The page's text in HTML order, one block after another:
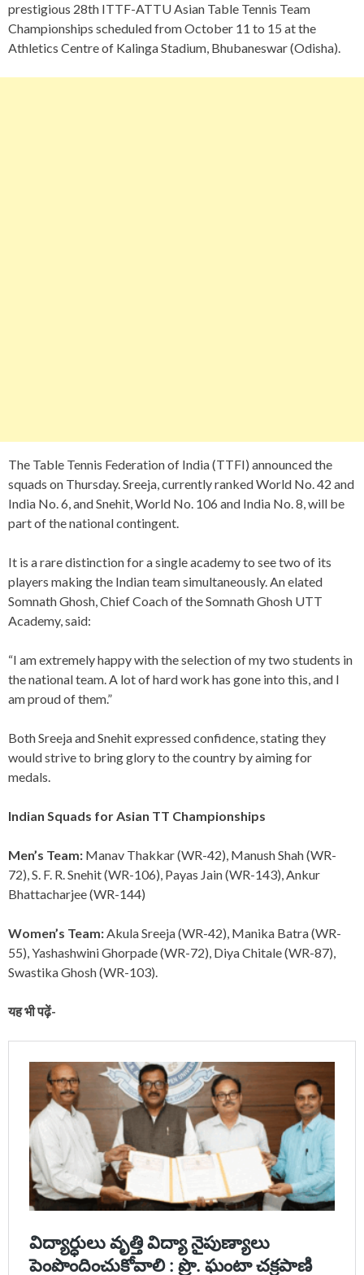
prestigious 28th ITTF-ATTU Asian Table Tennis Team
Championships scheduled from October 11 to 15 at the
Athletics Centre of Kalinga Stadium, Bhubaneswar (Odisha).
The Table Tennis Federation of India (TTFI) announced the
squads on Thursday. Sreeja, currently ranked World No. 42 and
India No. 6, and Snehit, World No. 106 and India No. 8, will be
part of the national contingent.
It is a rare distinction for a single academy to see two of its
players making the Indian team simultaneously. An elated
Somnath Ghosh, Chief Coach of the Somnath Ghosh UTT
Academy, said:
“I am extremely happy with the selection of my two students in
the national team. A lot of hard work has gone into this, and I
am proud of them.”
Both Sreeja and Snehit expressed confidence, stating they
would strive to bring glory to the country by aiming for
medals.
Indian Squads for Asian TT Championships
Men’s Team: Manav Thakkar (WR-42), Manush Shah (WR-
72), S. F. R. Snehit (WR-106), Payas Jain (WR-143), Ankur
Bhattacharjee (WR-144)
Women’s Team:Akula Sreeja (WR-42), Manika Batra (WR-
55), Yashashwini Ghorpade (WR-72), Diya Chitale (WR-87),
Swastika Ghosh (WR-103).
यह भी पढ़ें-